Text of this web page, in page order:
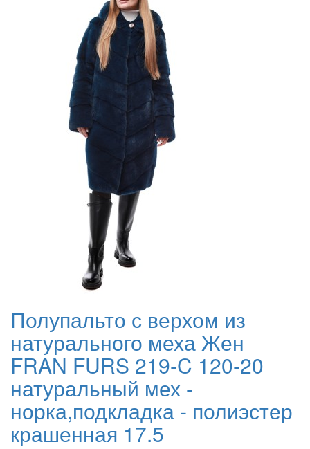
Полупальто с верхом из
натурального меха Жен
FRAN FURS 219-C 120-20
натуральный мех -
норка,подкладка - полиэстер
крашенная 17.5